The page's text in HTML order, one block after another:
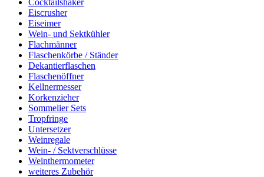
Eiscrusher
Eiseimer
Wein- und Sektkühler
Flachmänner
Flaschenkörbe / Ständer
Dekantierflaschen
Flaschenöffner
Kellnermesser
Korkenzieher
Sommelier Sets
Tropfringe
Untersetzer
Weinregale
Wein- / Sektverschlüsse
Weinthermometer
weiteres Zubehör